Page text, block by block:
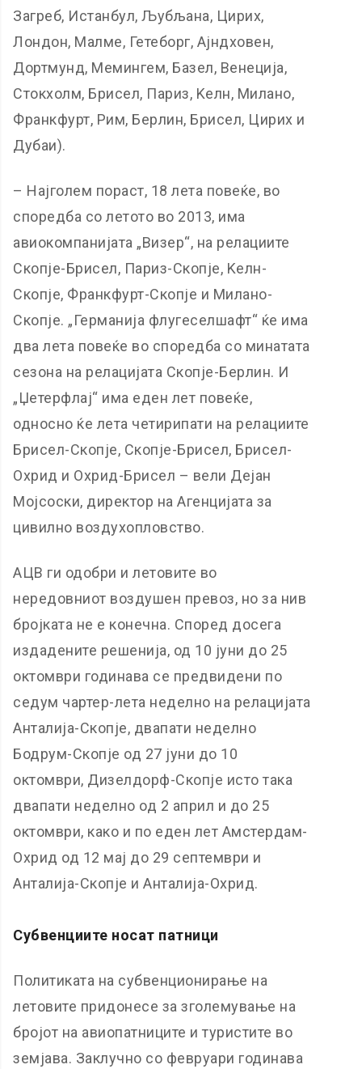
Загреб, Истанбул, Љубљана, Цирих,
Лондон, Малме, Гетеборг, Ајндховен,
Дортмунд, Мемингем, Базел, Венеција,
Стокхолм, Брисел, Париз, Kелн, Милано,
Франкфурт, Рим, Берлин, Брисел, Цирих и
Дубаи).
– Најголем пораст, 18 лета повеќе, во
споредба со летото во 2013, има
авиокомпанијата „Визер“, на релациите
Скопје-Брисел, Париз-Скопје, Kелн-
Скопје, Франкфурт-Скопје и Милано-
Скопје. „Германија флугеселшафт“ ќе има
два лета повеќе во споредба со минатата
сезона на релацијата Скопје-Берлин. И
„Џетерфлај“ има еден лет повеќе,
односно ќе лета четирипати на релациите
Брисел-Скопје, Скопје-Брисел, Брисел-
Охрид и Охрид-Брисел – вели Дејан
Мојсоски, директор на Агенцијата за
цивилно воздухопловство.
АЦВ ги одобри и летовите во
нередовниот воздушен превоз, но за нив
бројката не е конечна. Според досега
издадените решенија, од 10 јуни до 25
октомври годинава се предвидени по
седум чартер-лета неделно на релацијата
Анталија-Скопје, двапати неделно
Бодрум-Скопје од 27 јуни до 10
октомври, Дизелдорф-Скопје исто така
двапати неделно од 2 април и до 25
октомври, како и по еден лет Амстердам-
Охрид од 12 мај до 29 септември и
Анталија-Скопје и Анталија-Охрид.
Субвенциите носат патници
Политиката на субвенционирање на
летовите придонесе за зголемување на
бројот на авиопатниците и туристите во
земјава. Заклучно со февруари годинава